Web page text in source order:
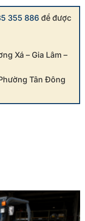
355 886để được
Xá – Gia Lâm –
Tân Đông